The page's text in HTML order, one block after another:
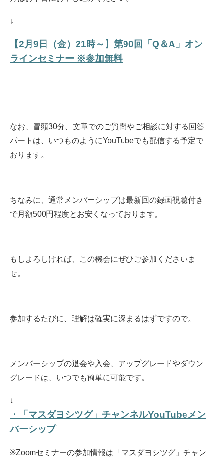
↓
【2月9日（金）21時～】第90回「Q＆A」オン
ラインセミナー ※参加無料
なお、冒頭30分、文章でのご質問やご相談に対する回答
パートは、いつものようにYouTubeでも配信する予定で
おります。
ちなみに、通常メンバーシップは最新回の録画視聴付き
で月額500円程度とお安くなっております。
もしよろしければ、この機会にぜひご参加くださいま
せ。
参加するたびに、理解は確実に深まるはずですので。
メンバーシップの退会や入会、アップグレードやダウン
グレードは、いつでも簡単に可能です。
↓
・「マスダヨシツグ」チャンネルYouTubeメン
バーシップ
※Zoomセミナーの参加情報は「マスダヨシツグ」チャン